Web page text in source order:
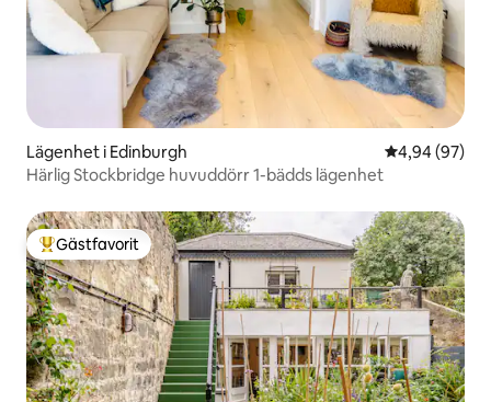
Lägenhet i Edinburgh 4,94 av 5 i
4,94 (97)
Härlig Stockbridge huvuddörr 1-bädds lägenhet
Populär gästfavorit
Gästfavorit